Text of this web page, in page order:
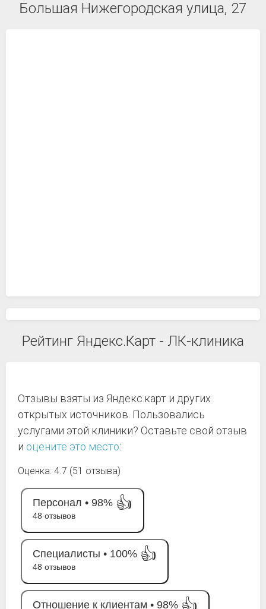
Большая Нижегородская улица, 27
Рейтинг Яндекс.Карт - ЛК-клиника
Отзывы взяты из Яндекс.карт и других
открытых источников. Пользовались
услугами этой клиники? Оставьте свой отзыв
и оцените это место:
Оценка: 4.7 (51 отзыва)
Персонал • 98% 👍
48 отзывов
Специалисты • 100% 👍
48 отзывов
Отношение к клиентам • 98%